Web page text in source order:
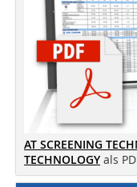
AT SCREENING
TECHNOLOGY als